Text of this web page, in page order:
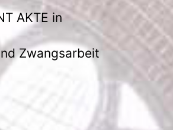
AKTE in
Zwangsarbeit